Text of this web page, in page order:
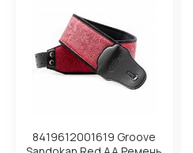
8419612001619 Groove